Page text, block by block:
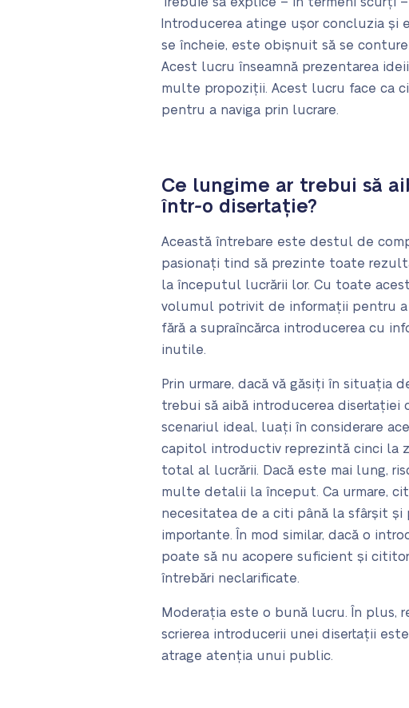
Introducerea atinge ușor concluzia și
se încheie, este obișnuit să se
Acest lucru înseamnă prezentarea
multe propoziții. Acest lucru face ca
pentru a naviga prin lucrare.
Ce lungime ar trebui să
într-o disertație?
Această întrebare este destul de
pasionați tind să prezinte toate
la începutul lucrării lor. Cu toate
volumul potrivit de informații pentru
fără a supraîncărca introducerea cu
inutile.
Prin urmare, dacă vă găsiți în situația
trebui să aibă introducerea disertației
scenariul ideal, luați în considerare
capitol introductiv reprezintă cinci la
total al lucrării. Dacă este mai lung,
multe detalii la început. Ca urmare,
necesitatea de a citi până la sfârșit și
importante. În mod similar, dacă o
poate să nu acopere suficient și
întrebări neclarificate.
Moderația este o bună lucru. În plus,
scrierea introducerii unei disertații
atrage atenția unui public.